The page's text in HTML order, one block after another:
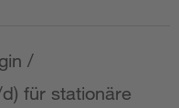
/
für stationäre